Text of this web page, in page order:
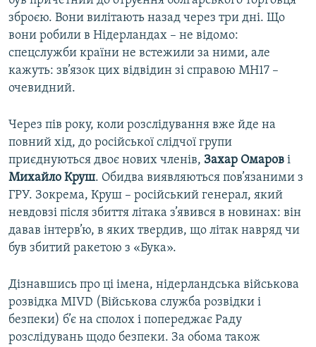
зброєю. Вони вилітають назад через три дні. Що
вони робили в Нідерландах – не відомо:
спецслужби країни не встежили за ними, але
кажуть: зв’язок цих відвідин зі справою MH17 –
очевидний.
Через пів року, коли розслідування вже йде на
повний хід, до російської слідчої групи
приєднуються двоє нових членів, Захар Омаров і
Михайло Круш. Обидва виявляються пов’язаними з
ГРУ. Зокрема, Круш – російський генерал, який
невдовзі після збиття літака з’явився в новинах: він
давав інтерв’ю, в яких твердив, що літак навряд чи
був збитий ракетою з «Бука».
Дізнавшись про ці імена, нідерландська військова
розвідка MIVD (Військова служба розвідки і
безпеки) б’є на сполох і попереджає Раду
розслідувань щодо безпеки. За обома також